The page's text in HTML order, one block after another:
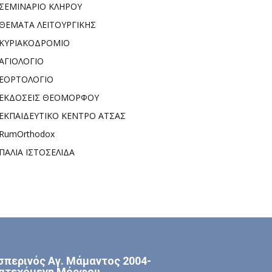
ΣΕΜΙΝΑΡΙΟ ΚΛΗΡΟΥ
ΛΕΙΤΟΥΡΓΙΚΗΣ
ΚΥΡΙΑΚΟΔΡΟΜΙΟ
ΕΟΡΤΟΛΟΓΙΟ
ΕΚΔΟΣΕΙΣ ΘΕΟΜΟΡΦΟΥ
ΕΚΠΑΙΔΕΥΤΙΚΟ ΚΕΝΤΡΟ ΑΤΣΑΣ
RumOrthodox
ΠΑΛΙΑ ΙΣΤΟΣΕΛΙΔΑ
Αγ. Μάμαντος 2004-